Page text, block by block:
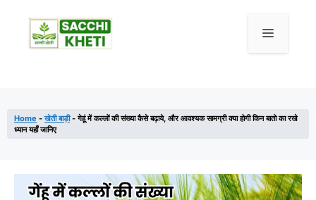
Home - खेती बाड़ी-गेहूं में कल्लों की संख्या कैसे बढ़ाये, और आवश्यक सामग्री क्या होगी किन बातो का रखे
ध्यान यहाँ जानिए